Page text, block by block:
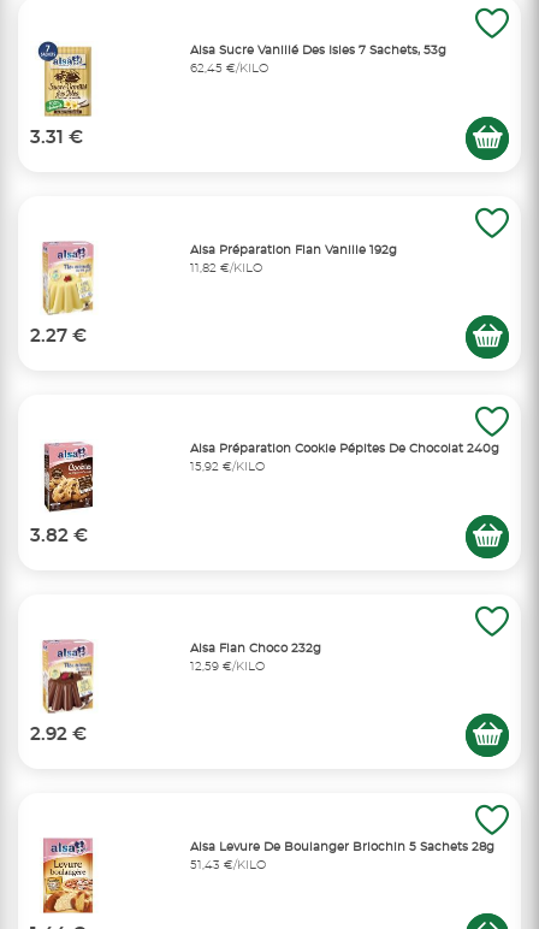
Alsa Sucre Vanillé Des Isles 7 Sachets, 53g
62,45 €/KILO
3.31 €
Alsa Préparation Flan Vanille 192g
11,82 €/KILO
2.27 €
Alsa Préparation Cookie Pépites De Chocolat 240g
15,92 €/KILO
3.82 €
Alsa Flan Choco 232g
12,59 €/KILO
2.92 €
Alsa Levure De Boulanger Briochin 5 Sachets 28g
51,43 €/KILO